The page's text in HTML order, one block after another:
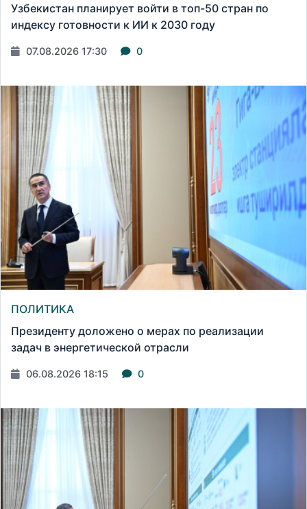
Узбекистан планирует войти в топ-50 стран по
индексу готовности к ИИ к 2030 году
07.08.2026 17:30 0
ПОЛИТИКА
Президенту доложено о мерах по реализации
задач в энергетической отрасли
06.08.2026 18:15 0